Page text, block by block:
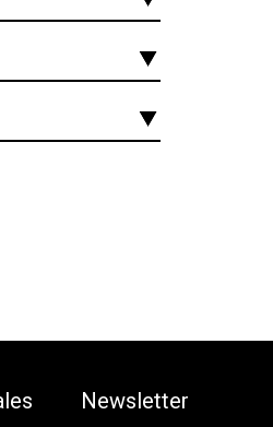
Newsletter